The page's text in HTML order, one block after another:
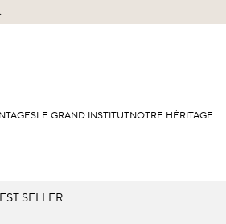
LE GRAND INSTITUTNOTRE HÉRITAGE
SELLER